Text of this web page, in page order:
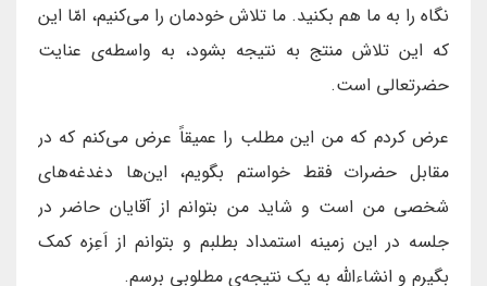
نگاه را به ما هم بکنید. ما تلاش خودمان را می‌کنیم، امّا این
که این تلاش منتج به نتیجه بشود، به واسطه‌ی عنایت
حضرتعالی است.
عرض کردم که من این مطلب را عمیقاً عرض می‌کنم که در
مقابل حضرات فقط خواستم بگویم، این‌ها دغدغه‌های
شخصی من است و شاید من بتوانم از آقایان حاضر در
جلسه در این زمینه استمداد بطلبم و بتوانم از اَعِزه کمک
بگیرم و انشاءاللّه به یک نتیجه‌ی مطلوبی برسم.